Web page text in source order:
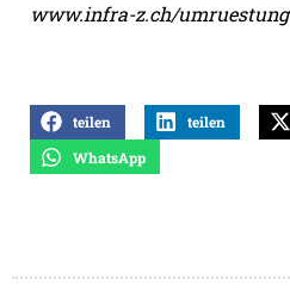
www.infra-z.ch/
teilen teilen
WhatsApp